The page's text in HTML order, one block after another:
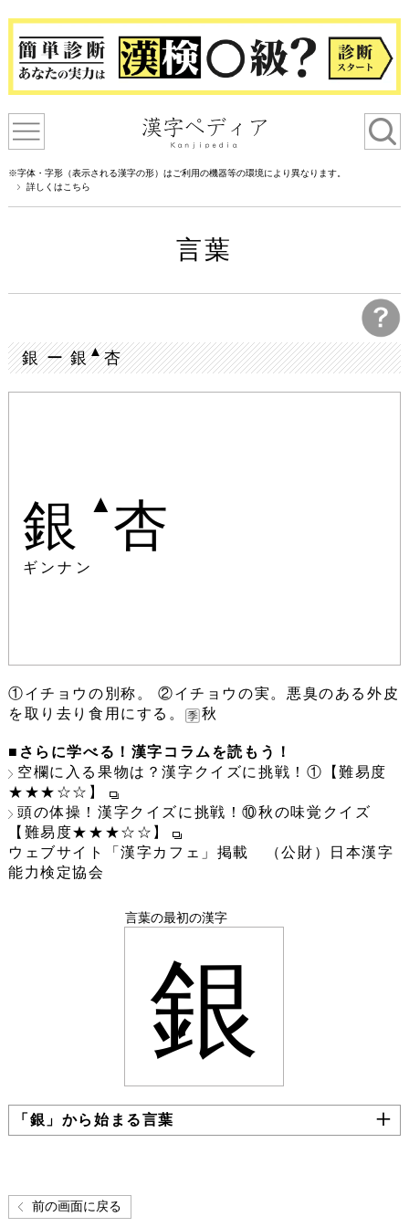
※字体・字形（表示される漢字の形）はご利用の機器等の環境により異なります。
詳しくはこちら
言葉
銀 ー 銀▲杏
銀 ▲ 杏
ギンナン
①イチョウの別称。 ②イチョウの実。悪臭のある外皮
を取り去り食用にする。
秋
■さらに学べる！漢字コラムを読もう！
空欄に入る果物は？漢字クイズに挑戦！①【難易度
★★★☆☆】
頭の体操！漢字クイズに挑戦！⑩秋の味覚クイズ
【難易度★★★☆☆】
ウェブサイト「漢字カフェ」掲載 （公財）日本漢字
能力検定協会
言葉の最初の漢字
銀
「銀」から始まる言葉
前の画面に戻る